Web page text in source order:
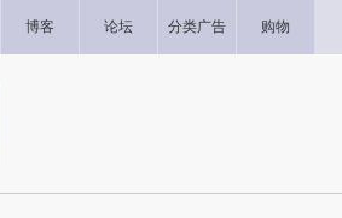
博客 论坛 分类广告 购物